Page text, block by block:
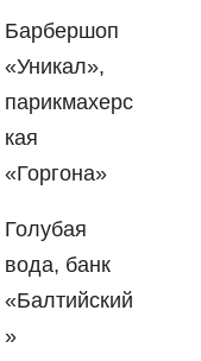
Барбершоп
«Уникал»,
парикмахерс
кая
«Горгона»
Голубая
вода, банк
«Балтийский
»